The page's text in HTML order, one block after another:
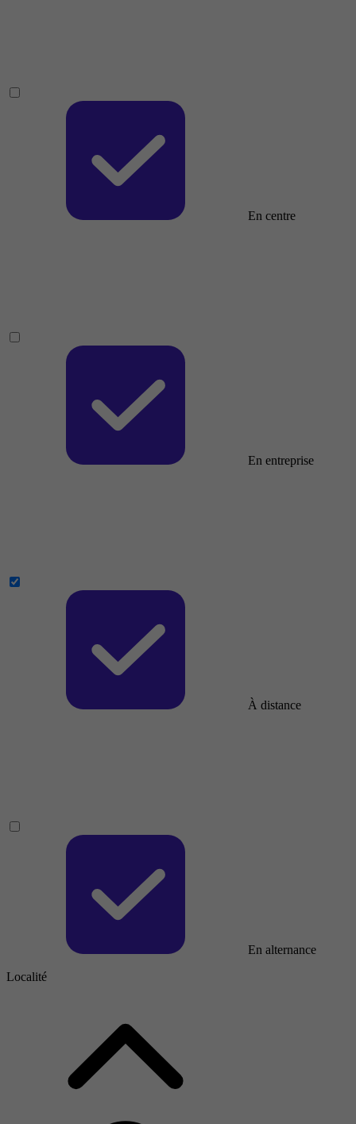
En centre
En entreprise
À distance
En alternance
Localité